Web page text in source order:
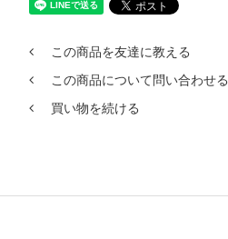
この商品を友達に教える
この商品について問い合わせる
買い物を続ける